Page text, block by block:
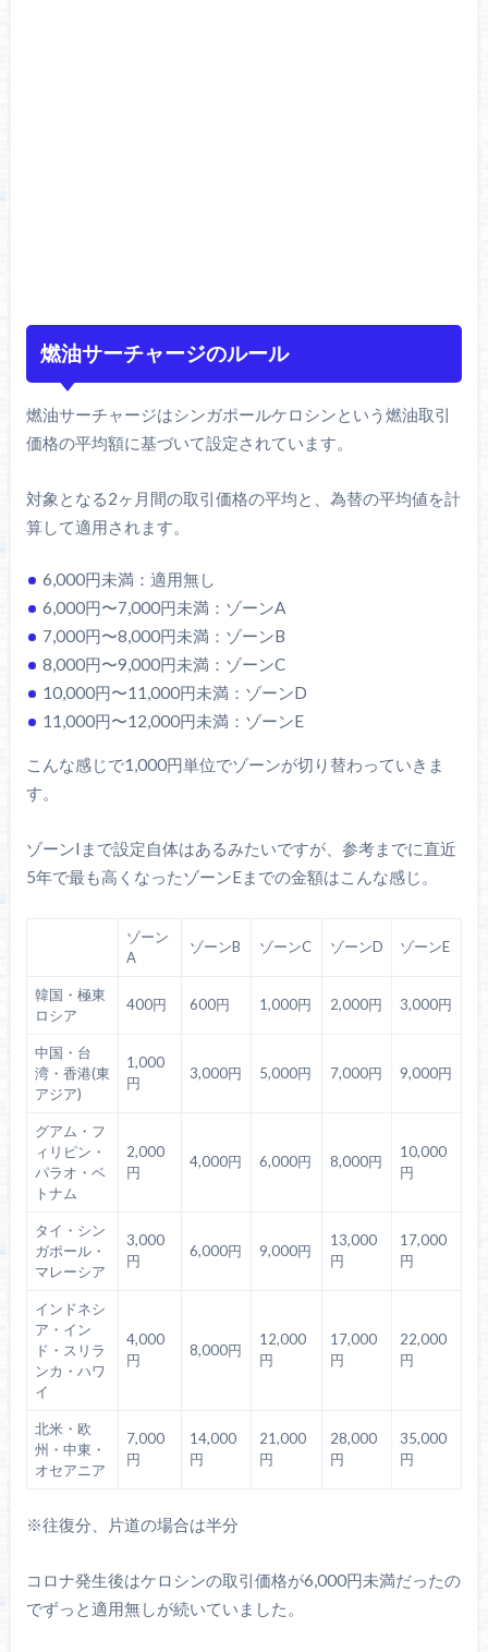
燃油サーチャージのルール
燃油サーチャージはシンガポールケロシンという燃油取引
価格の平均額に基づいて設定されています。
対象となる2ヶ月間の取引価格の平均と、為替の平均値を計
算して適用されます。
6,000円未満：適用無し
6,000円〜7,000円未満：ゾーンA
7,000円〜8,000円未満：ゾーンB
8,000円〜9,000円未満：ゾーンC
10,000円〜11,000円未満：ゾーンD
11,000円〜12,000円未満：ゾーンE
こんな感じで1,000円単位でゾーンが切り替わっていきま
す。
ゾーンIまで設定自体はあるみたいですが、参考までに直近
5年で最も高くなったゾーンEまでの金額はこんな感じ。
ゾーン
A
ゾーンB ゾーンC ゾーンD ゾーンE
韓国・極東
ロシア
400円 600円 1,000円 2,000円 3,000円
中国・台
湾・香港(東
アジア)
1,000
円
3,000円 5,000円 7,000円 9,000円
グアム・フ
ィリピン・
パラオ・ベ
トナム
2,000
円
4,000円 6,000円 8,000円
10,000
円
タイ・シン
ガポール・
マレーシア
3,000
円
6,000円 9,000円
13,000
円
17,000
円
インドネシ
ア・イン
ド・スリラ
ンカ・ハワ
イ
4,000
円
8,000円
12,000
円
17,000
円
22,000
円
北米・欧
州・中東・
オセアニア
7,000
円
14,000
円
21,000
円
28,000
円
35,000
円
※往復分、片道の場合は半分
コロナ発生後はケロシンの取引価格が6,000円未満だったの
でずっと適用無しが続いていました。